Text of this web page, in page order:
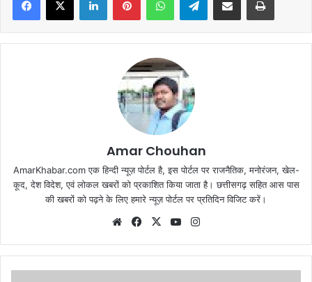
Amar Chouhan
AmarKhabar.com एक हिन्दी न्यूज़ पोर्टल है, इस पोर्टल पर राजनैतिक, मनोरंजन, खेल-
कूद, देश विदेश, एवं लोकल खबरों को प्रकाशित किया जाता है। छत्तीसगढ़ सहित आस पास
की खबरों को पढ़ने के लिए हमारे न्यूज़ पोर्टल पर प्रतिदिन विजिट करें।
WebsiteFacebook
X YouTube